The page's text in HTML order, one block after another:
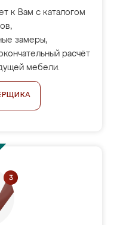
к Вам с каталогом
замеры,
расчёт
мебели.